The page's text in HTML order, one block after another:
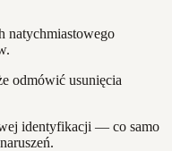
natychmiastowego
odmówić usunięcia
identyfikacji — co samo